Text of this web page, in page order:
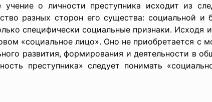
учение о личности преступника исходит из
разных сторон его существа: социальной и
специфически социальные признаки. Исходя
«социальное лицо». Оно не приобретается
развития, формирования и деятельности в
преступника» следует понимать